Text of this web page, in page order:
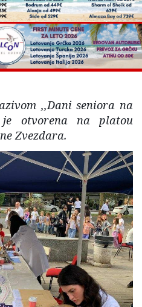
,,Dani seniora na
je otvorena na platou
Zvezdara.